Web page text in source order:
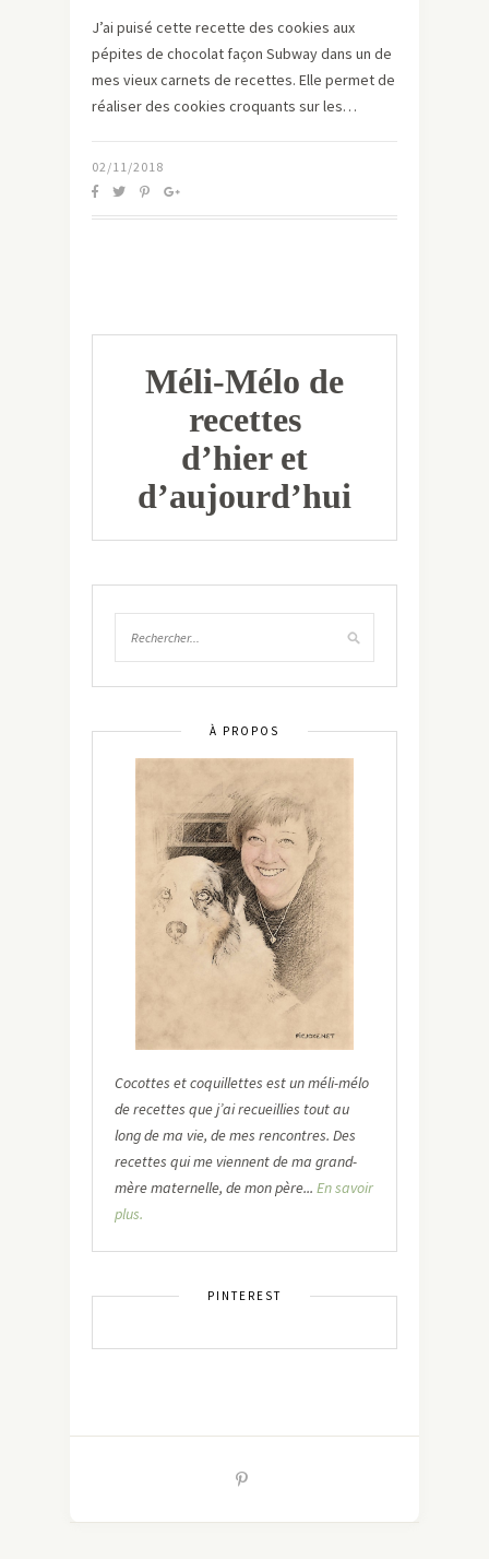
J’ai puisé cette recette des cookies aux
pépites de chocolat façon Subway dans un de
mes vieux carnets de recettes. Elle permet de
réaliser des cookies croquants sur les…
02/11/2018
Méli-Mélo de
recettes
d’hier et
d’aujourd’hui
À PROPOS
Cocottes et coquillettes est un méli-mélo
de recettes que j’ai recueillies tout au
long de ma vie, de mes rencontres. Des
recettes qui me viennent de ma grand-
mère maternelle, de mon père... En savoir
plus.
PINTEREST